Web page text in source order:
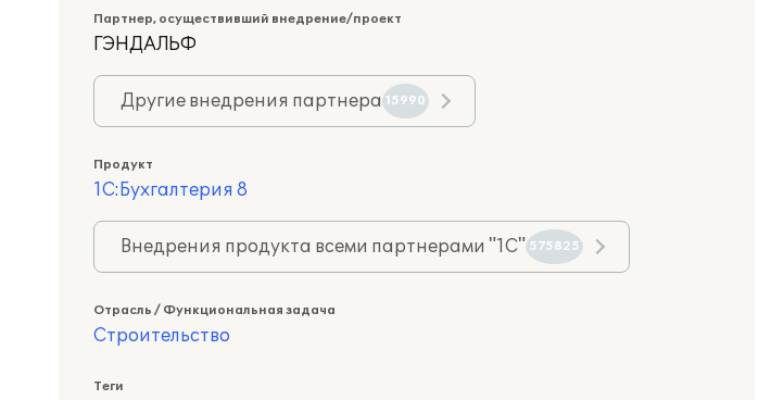
Партнер, осуществивший внедрение/проект
ГЭНДАЛЬФ
Другие внедрения партнера 15990
Продукт
1С:Бухгалтерия 8
Внедрения продукта всеми партнерами "1С" 575825
Отрасль / Функциональная задача
Строительство
Теги